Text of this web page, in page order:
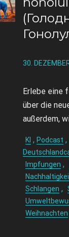
30.
Erlebe eine
über die
außerdem,
KI , Podcast ,
Impfungen ,
Schlangen ,
Weihnachten